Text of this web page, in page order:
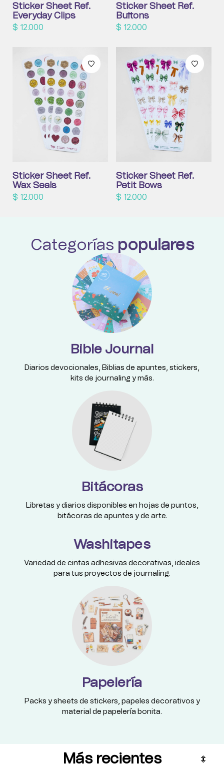
Sticker Sheet Ref.
Everyday Clips
$ 12.000
Sticker Sheet Ref.
Buttons
$ 12.000
Sticker Sheet Ref.
Wax Seals
$ 12.000
Sticker Sheet Ref.
Petit Bows
$ 12.000
Categorías populares
Bible Journal
Diarios devocionales, Biblias de apuntes, stickers,
kits de journaling y más.
Bitácoras
Libretas y diarios disponibles en hojas de puntos,
bitácoras de apuntes y de arte.
Washitapes
Variedad de cintas adhesivas decorativas, ideales
para tus proyectos de journaling.
Papelería
Packs y sheets de stickers, papeles decorativos y
material de papelería bonita.
Más recientes